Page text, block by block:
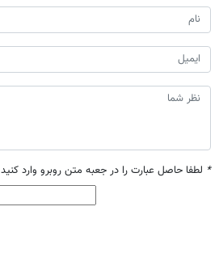
* لطفا حاصل عبارت را در جعبه متن روبرو وارد کنید